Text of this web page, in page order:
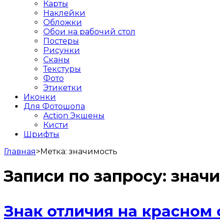
Карты
Наклейки
Обложки
Обои на рабочий стол
Постеры
Рисунки
Сканы
Текстуры
Фото
Этикетки
Иконки
Для Фотошопа
Action Экшены
Кисти
Шрифты
Главная>Метка: значимость
Записи по запросу:
Знак отличия на красном